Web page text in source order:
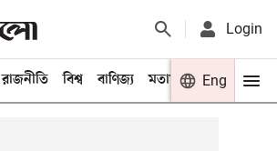
Login
রাজনীতি বিশ্ব বাণিজ্য মতামত খেলা
Eng